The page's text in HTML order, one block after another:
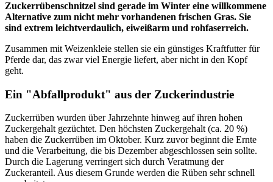
Zuckerrübenschnitzel sind gerade im Winter eine willkommene
Alternative zum nicht mehr vorhandenen frischen Gras. Sie
sind extrem leichtverdaulich, eiweißarm und rohfaserreich.
Zusammen mit Weizenkleie stellen sie ein günstiges Kraftfutter für
Pferde dar, das zwar viel Energie liefert, aber nicht in den Kopf
geht.
Ein "Abfallprodukt" aus der Zuckerindustrie
Zuckerrüben wurden über Jahrzehnte hinweg auf ihren hohen
Zuckergehalt gezüchtet. Den höchsten Zuckergehalt (ca. 20 %)
haben die Zuckerrüben im Oktober. Kurz zuvor beginnt die Ernte
und die Verarbeitung, die bis Dezember abgeschlossen sein sollte.
Durch die Lagerung verringert sich durch Veratmung der
Zuckeranteil. Aus diesem Grunde werden die Rüben sehr schnell